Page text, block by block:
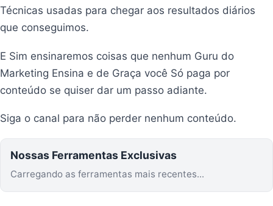
Técnicas usadas para chegar aos resultados diários
que conseguimos.
E Sim ensinaremos coisas que nenhum Guru do
Marketing Ensina e de Graça você Só paga por
conteúdo se quiser dar um passo adiante.
Siga o canal para não perder nenhum conteúdo.
Nossas Ferramentas Exclusivas
Carregando as ferramentas mais recentes...